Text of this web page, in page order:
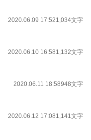
2020.06.09 17:521,034文字
2020.06.10 16:581,132文字
2020.06.11 18:58948文字
2020.06.12 17:081,141文字